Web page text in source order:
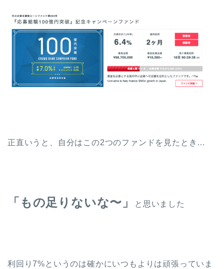
正直いうと、自分はこの2つのファンドを見たとき…
「もの足りないな〜」 と思いました
利回り7%というのは確かにいつもよりは頑張っていま